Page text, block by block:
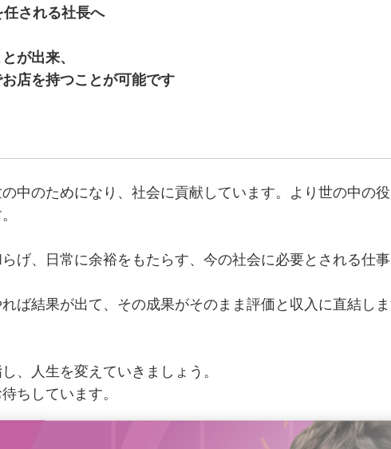
される社長へ
が出来、
店を持つことが可能です
中のためになり、社会に貢献しています。より世の中の
げ、日常に余裕をもたらす、今の社会に必要とされる仕事
ば結果が出て、その成果がそのまま評価と収入に直結し
、人生を変えていきましょう。
ちしています。